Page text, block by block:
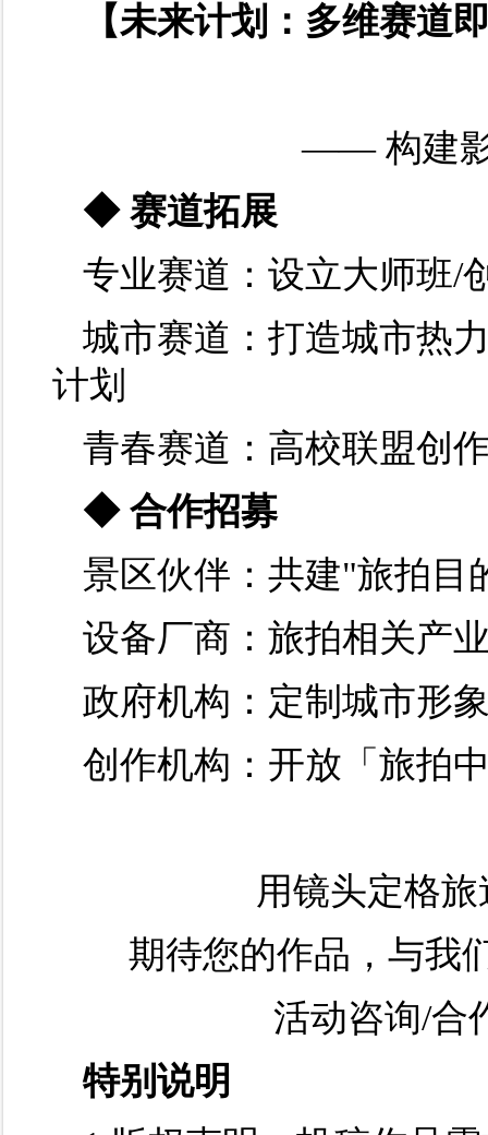
【未来计划：多维赛道
—— 构建
◆ 赛道拓展
专业赛道：设立大师班/
城市赛道：打造城市热
计划
青春赛道：高校联盟创
◆ 合作招募
景区伙伴：共建"旅拍目
设备厂商：旅拍相关产
政府机构：定制城市形
创作机构：开放「旅拍
用镜头定格
期待您的作品，与我
活动咨询/合
特别说明